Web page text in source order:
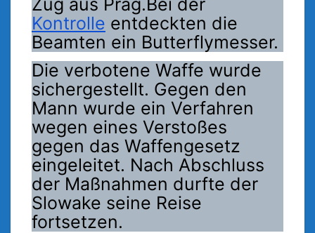
Zug aus Prag.Bei der
Kontrolle entdeckten die
Beamten ein Butterflymesser.
Die verbotene Waffe wurde
sichergestellt. Gegen den
Mann wurde ein Verfahren
wegen eines Verstoßes
gegen das Waffengesetz
eingeleitet. Nach Abschluss
der Maßnahmen durfte der
Slowake seine Reise
fortsetzen.